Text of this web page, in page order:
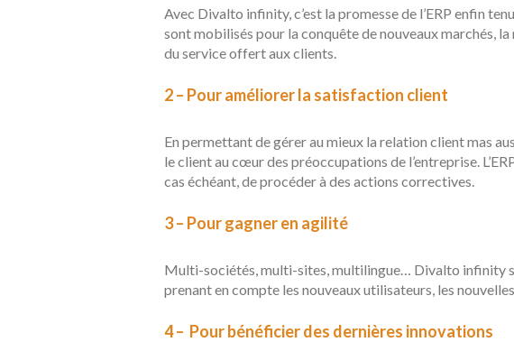
Avec Divalto infinity, c’est la promesse de l’ERP enfin
sont mobilisés pour la conquête de nouveaux marchés,
du service offert aux clients.
2 – Pour améliorer la satisfaction client
En permettant de gérer au mieux la relation client mas
le client au cœur des préoccupations de l’entreprise.
cas échéant, de procéder à des actions correctives.
3 – Pour gagner en agilité
Multi-sociétés, multi-sites, multilingue… Divalto infinity
prenant en compte les nouveaux utilisateurs, les
4 – Pour bénéficier des dernières innovations